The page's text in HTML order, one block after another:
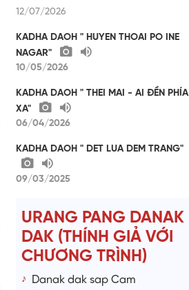
12/07/2026
KADHA DAOH " HUYEN THOAI PO INE
NAGAR"
10/05/2026
KADHA DAOH " THEI MAI - AI ĐỀN PHÍA
XA"
06/04/2026
KADHA DAOH " DET LUA DEM TRANG"
09/03/2025
URANG PANG DANAK
DAK (THÍNH GIẢ VỚI
CHƯƠNG TRÌNH)
Danak dak sap Cam